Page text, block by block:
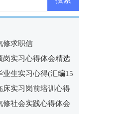
修求职信
岗实习心得体会精选
篇
业生实习心得(汇编15
)
床实习岗前培训心得
会
修社会实践心得体会